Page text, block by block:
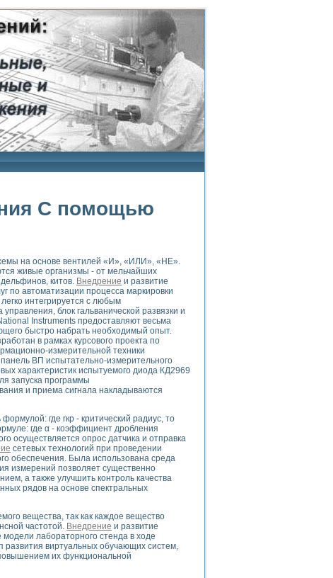
систем управления электрооборудованием на электроподвижном составе
эмиссии
и параметров силовых полупроводниковых приборов
С помощью
на основе вентилей «И», «ИЛИ», «НЕ».
живые организмы - от мельчайших
китов. Внедрение и развитие
по автоматизации процесса маркировки
интегрируется с любым
блок гальванической развязки и
Instruments предоставляют весьма
быстро набрать необходимый опыт.
в рамках курсового проекта по
измерительной техники
ВП испытательно-измерительного
характеристик испытуемого диода КД2969
запуска программы
и приема сигнала накладываются
где rкр - критический радиус, то
где α - коэффициент дробления
осуществляется опрос датчика и отправка
сетевых технологий при проведении
обеспечения. Была использована среда
измерений позволяет существенно
а также улучшить контроль качества
рядов на основе спектральных
вещества, так как каждое вещество
частотой. Внедрение и развитие
лабораторного стенда в ходе
виртуальных обучающих систем,
их функциональной